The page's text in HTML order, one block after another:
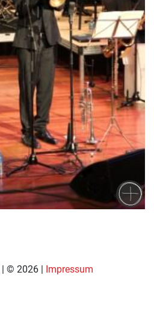
| © 2026 | Impressum